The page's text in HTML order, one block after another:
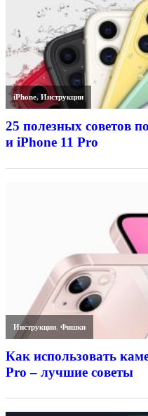
iPhone,Инструкции
25 полезных советов
и iPhone 11 Pro
Инструкции,Фишки
Как использовать
Pro – лучшие советы